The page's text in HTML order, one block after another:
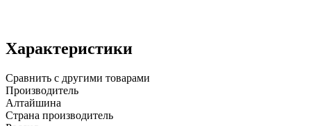
Характеристики
Сравнить с другими товарами
Производитель
Алтайшина
Страна производитель